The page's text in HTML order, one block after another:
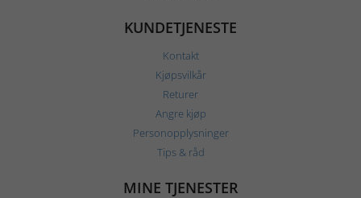
KUNDETJENESTE
Kontakt
Kjøpsvilkår
Returer
Angre kjøp
Personopplysninger
Tips & råd
MINE TJENESTER